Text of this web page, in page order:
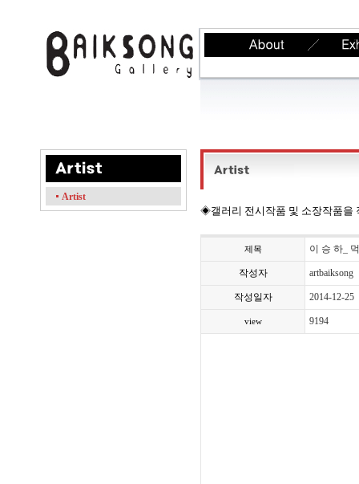
Artist
◈갤러리 전시작품 및 소장작품을
제목 이 승 하_
작성자 artbaiksong
작성일자 2014-12-25
view 9194